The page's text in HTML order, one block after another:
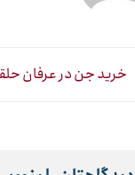
خرید جن در عرفان